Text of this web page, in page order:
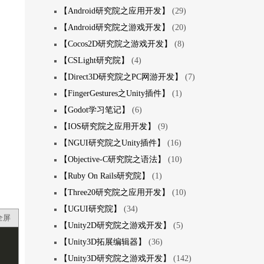
屏
【Android研究院之应用开发】
(29)
【Android研究院之游戏开发】
(20)
【Cocos2D研究院之游戏开发】
(8)
【CSLight研究院】
(4)
【Direct3D研究院之PC网游开发】
(7)
【FingerGestures之Unity插件】
(1)
【Godot学习笔记】
(6)
【IOS研究院之应用开发】
(9)
【NGUI研究院之Unity插件】
(16)
【Objective-C研究院之语法】
(10)
【Ruby On Rails研究院】
(1)
【Three20研究院之应用开发】
(10)
【UGUI研究院】
(34)
【Unity2D研究院之游戏开发】
(5)
【Unity3D拓展编辑器】
(36)
【Unity3D研究院之游戏开发】
(142)